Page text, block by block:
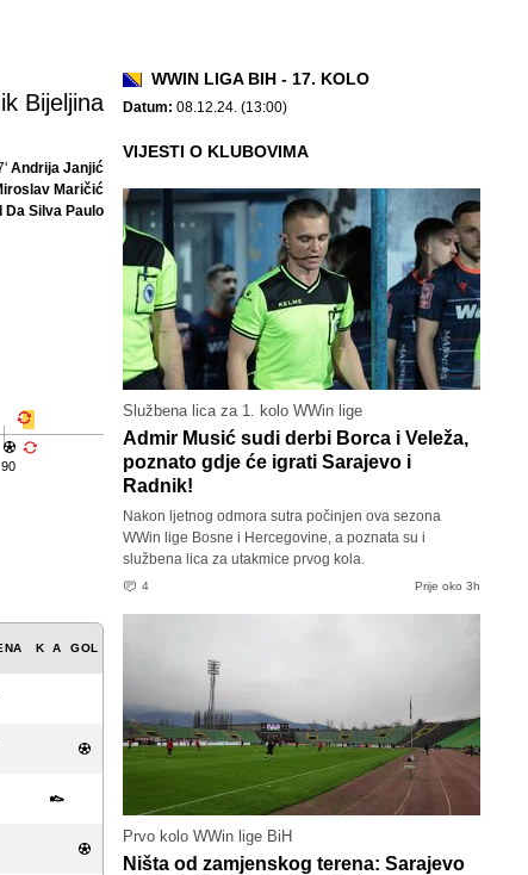
Bijeljina
Andrija Janjić
Maričić
Da Silva Paulo
90
K A GOL
WWIN LIGA BIH - 17. KOLO
Datum: 08.12.24. (13:00)
VIJESTI O KLUBOVIMA
Službena lica za 1. kolo WWin lige
Admir Musić sudi derbi Borca i Veleža,
poznato gdje će igrati Sarajevo i
Radnik!
Nakon ljetnog odmora sutra počinjen ova sezona
WWin lige Bosne i Hercegovine, a poznata su i
službena lica za utakmice prvog kola.
4 Prije oko 3h
Prvo kolo WWin lige BiH
Ništa od zamjenskog terena: Sarajevo